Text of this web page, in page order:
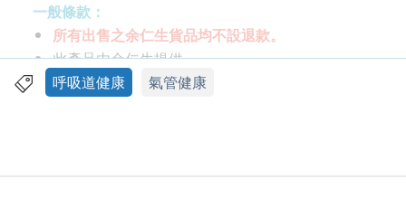
特性及功效
辛涼解表，清熱解毒。
溫病初起，風熱感冒，發熱，微惡風寒，鼻咽乾
熱，咳嗽咽痛。
一般條款：
所有出售之余仁生貨品均不設退款。
此產品由余仁生提供。
如有任何爭議，余仁生及健康網購health.ESDlife
呼吸道健康 氣管健康